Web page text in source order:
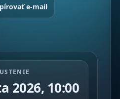
e-mail
2026, 10:00